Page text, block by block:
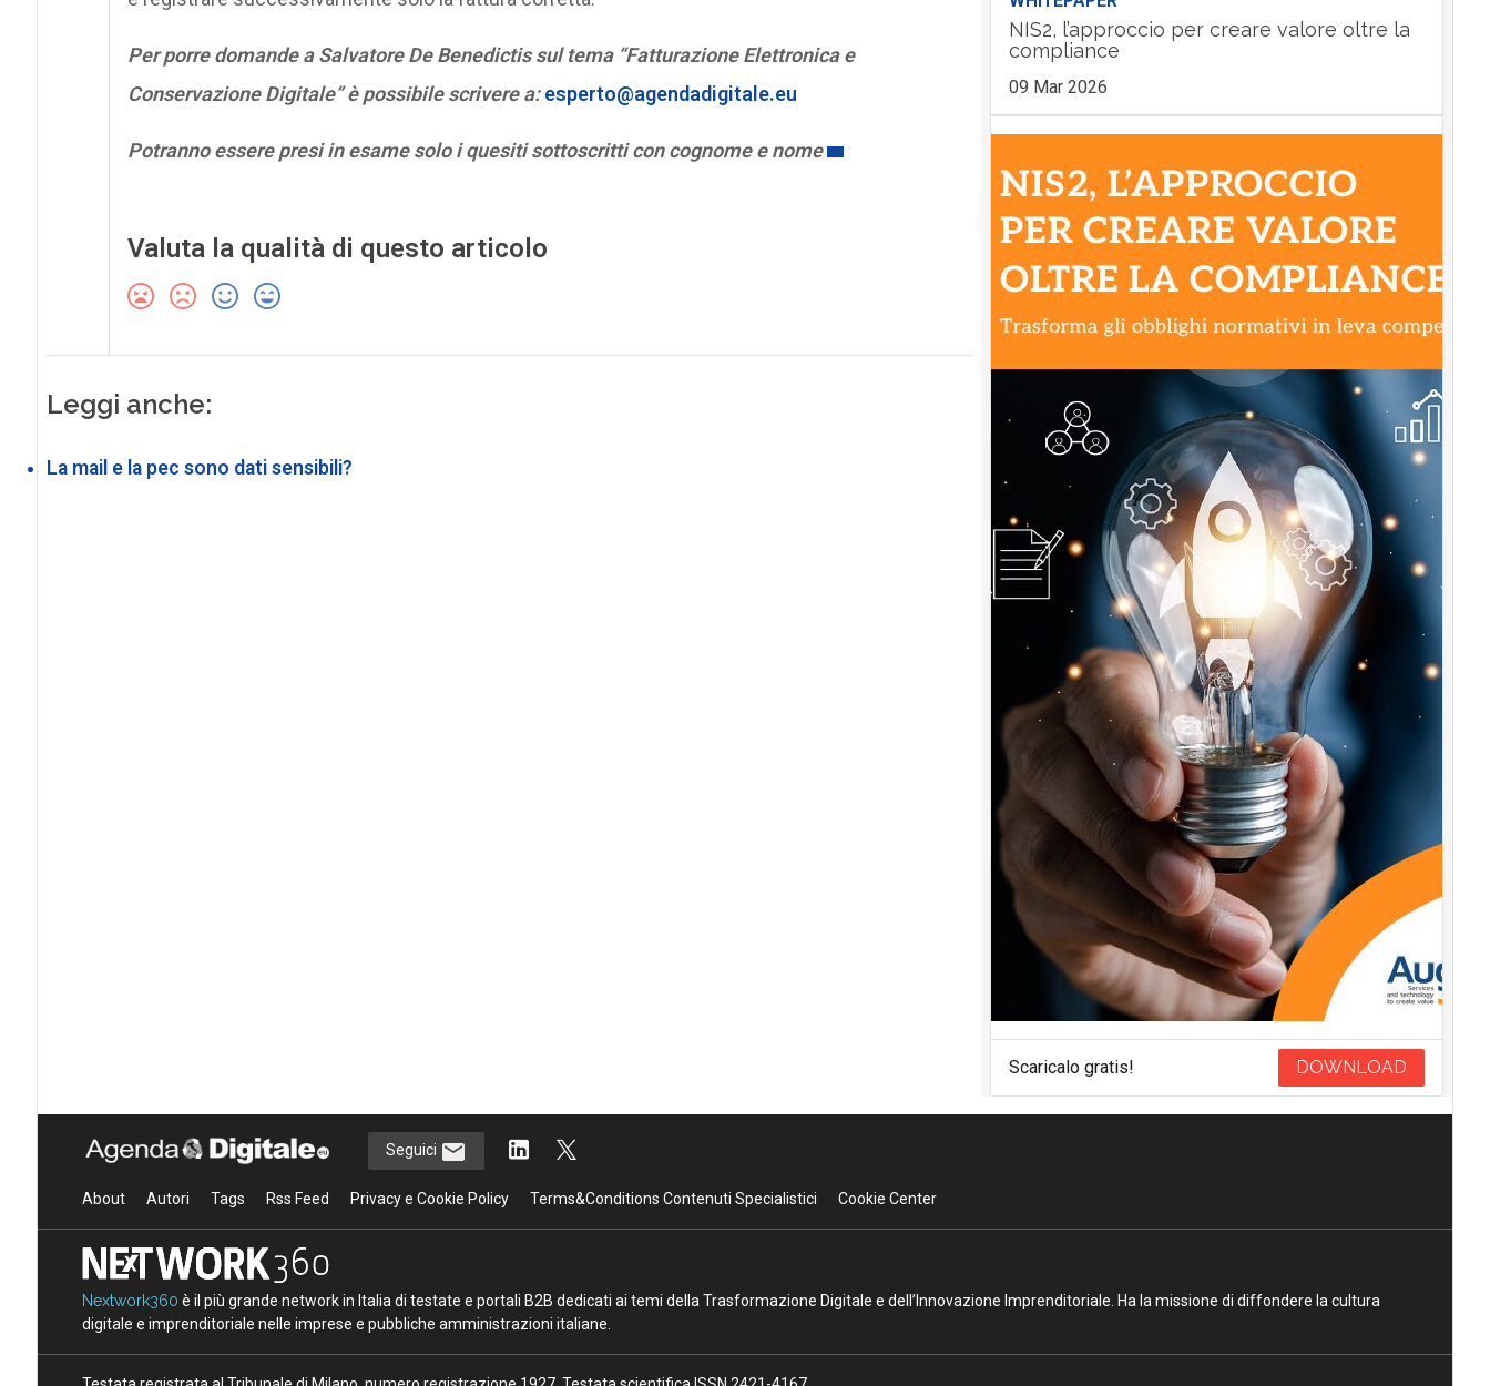
Per porre domande a Salvatore De Benedictis sul tema “Fatturazione Elettronica e
Conservazione Digitale” è possibile scrivere a:esperto@agendadigitale.eu
Potranno essere presi in esame solo i quesiti sottoscritti con cognome e nome
Valuta la qualità di questo articolo
Leggi anche:
La mail e la pec sono dati sensibili?
NIS2, l’approccio per creare valore oltre la
compliance
09 Mar 2026
Scaricalo gratis! DOWNLOAD
Seguici
About Autori Tags Rss Feed Privacy e Cookie Policy Terms&Conditions Contenuti Specialistici Cookie Center
Nextwork360 è il più grande network in Italia di testate e portali B2B dedicati ai temi della Trasformazione Digitale e dell’Innovazione Imprenditoriale. Ha la missione di diffondere la cultura
digitale e imprenditoriale nelle imprese e pubbliche amministrazioni italiane.